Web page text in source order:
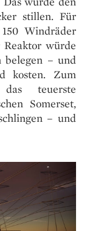
stillen. Für
Windräder
Reaktor würde
belegen – und
kosten. Zum
teuerste
Somerset,
– und